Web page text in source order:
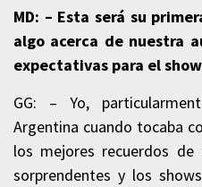
MD: – Esta será su
algo acerca de nuestra
expectativas para el
GG: – Yo,
Argentina cuando tocaba
los mejores recuerdos
sorprendentes y los